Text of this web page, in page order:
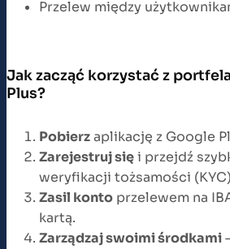
Przelew między
Jak zacząć korzystać z
Plus?
Pobierzaplikację z Google
Zarejestruj sięi przejdź
weryfikacji tożsamości
Zasil konto przelewem na
kartą.
Zarządzaj swoimi środkami